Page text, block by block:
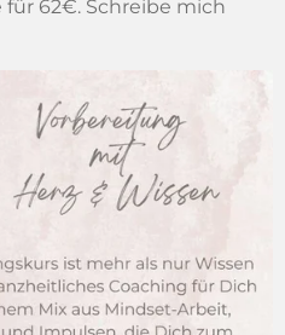
62€. Schreibe mich